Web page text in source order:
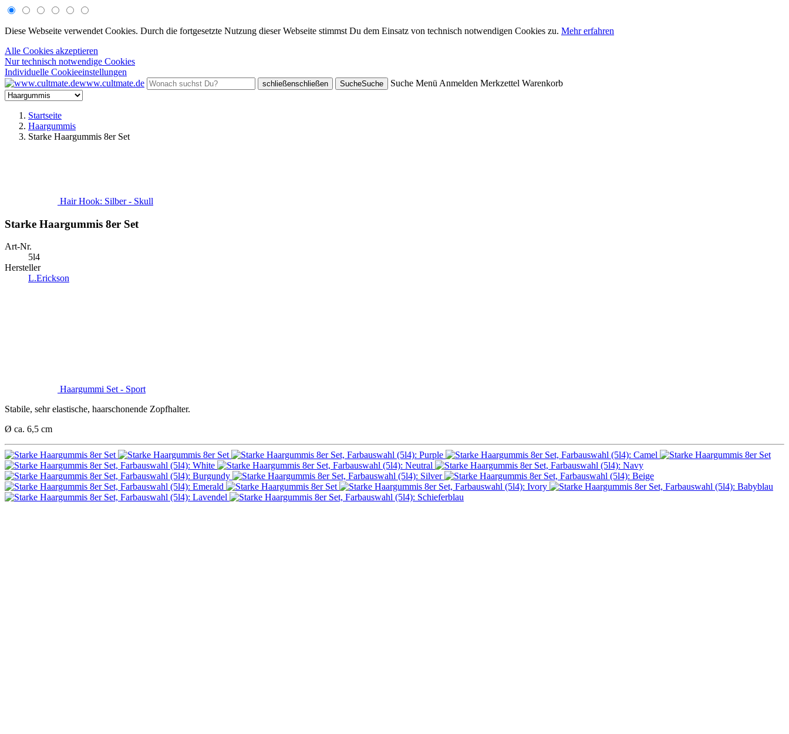
Diese Webseite verwendet Cookies. Durch die fortgesetzte Nutzung dieser Webseite stimmst Du dem Einsatz von technisch notwendigen Cookies zu. Mehr erfahren
Alle Cookies akzeptieren
Nur technisch notwendige Cookies
Individuelle Cookieeinstellungen
www.cultmate.de
schließenschließen SucheSuche Suche Menü Anmelden Merkzettel Warenkorb
Startseite
Haargummis
Starke Haargummis 8er Set
Hair Hook: Silber - Skull
Starke Haargummis 8er Set
Art-Nr.
5l4
Hersteller
L.Erickson
Haargummi Set - Sport
Stabile, sehr elastische, haarschonende Zopfhalter.
Ø ca. 6,5 cm